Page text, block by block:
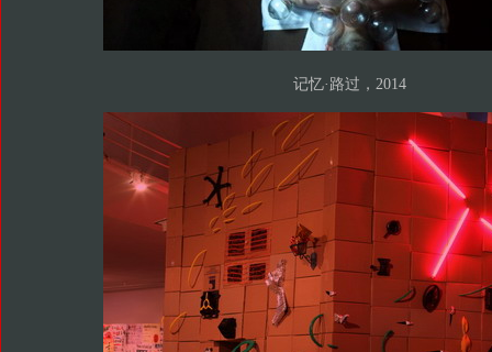
记忆·路过，2014